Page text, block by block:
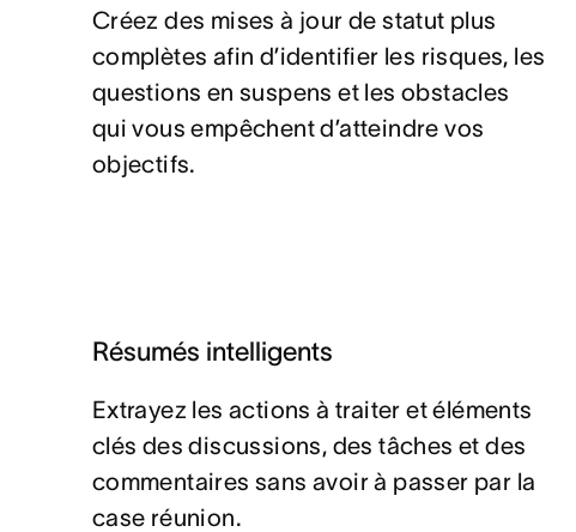
Créez des mises à jour de statut plus
complètes afin d’identifier les risques, les
questions en suspens et les obstacles
qui vous empêchent d’atteindre vos
objectifs.
Résumés intelligents
Extrayez les actions à traiter et éléments
clés des discussions, des tâches et des
commentaires sans avoir à passer par la
case réunion.